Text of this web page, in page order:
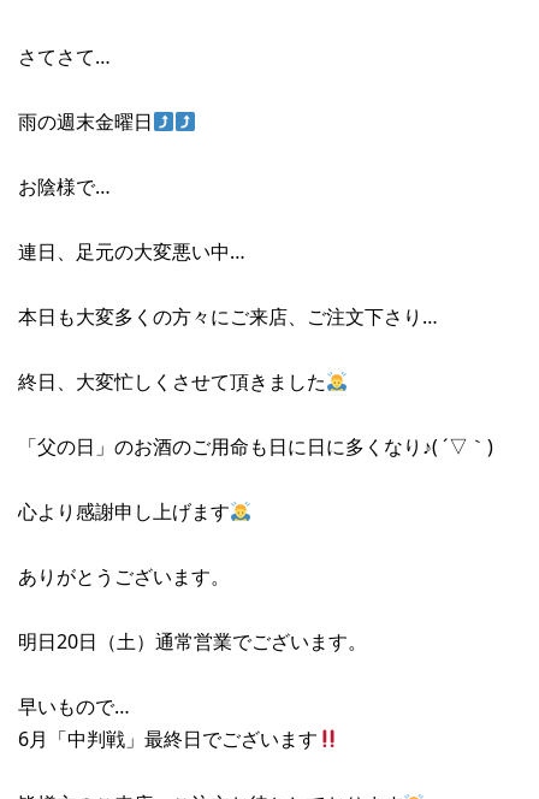
さてさて…
雨の週末金曜日
お陰様で…
連日、足元の大変悪い中…
本日も大変多くの方々にご来店、ご注文下さり…
終日、大変忙しくさせて頂きました
「父の日」のお酒のご用命も日に日に多くなり♪( ´▽｀)
心より感謝申し上げます
ありがとうございます。
明日20日（土）通常営業でございます。
早いもので…
6月「中判戦」最終日でございます